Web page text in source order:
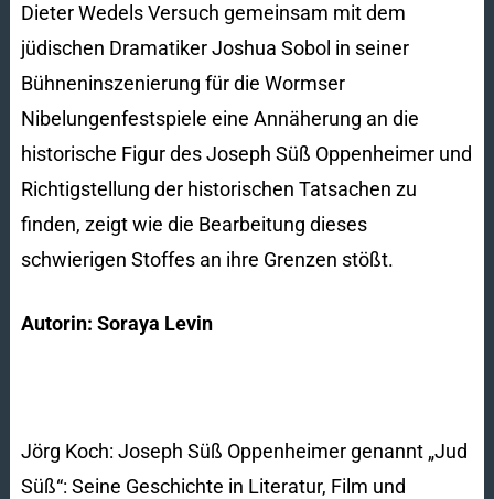
Dieter Wedels Versuch gemeinsam mit dem
jüdischen Dramatiker Joshua Sobol in seiner
Bühneninszenierung für die Wormser
Nibelungenfestspiele eine Annäherung an die
historische Figur des Joseph Süß Oppenheimer und
Richtigstellung der historischen Tatsachen zu
finden, zeigt wie die Bearbeitung dieses
schwierigen Stoffes an ihre Grenzen stößt.
Autorin: Soraya Levin
Jörg Koch: Joseph Süß Oppenheimer genannt „Jud
Süß“: Seine Geschichte in Literatur, Film und